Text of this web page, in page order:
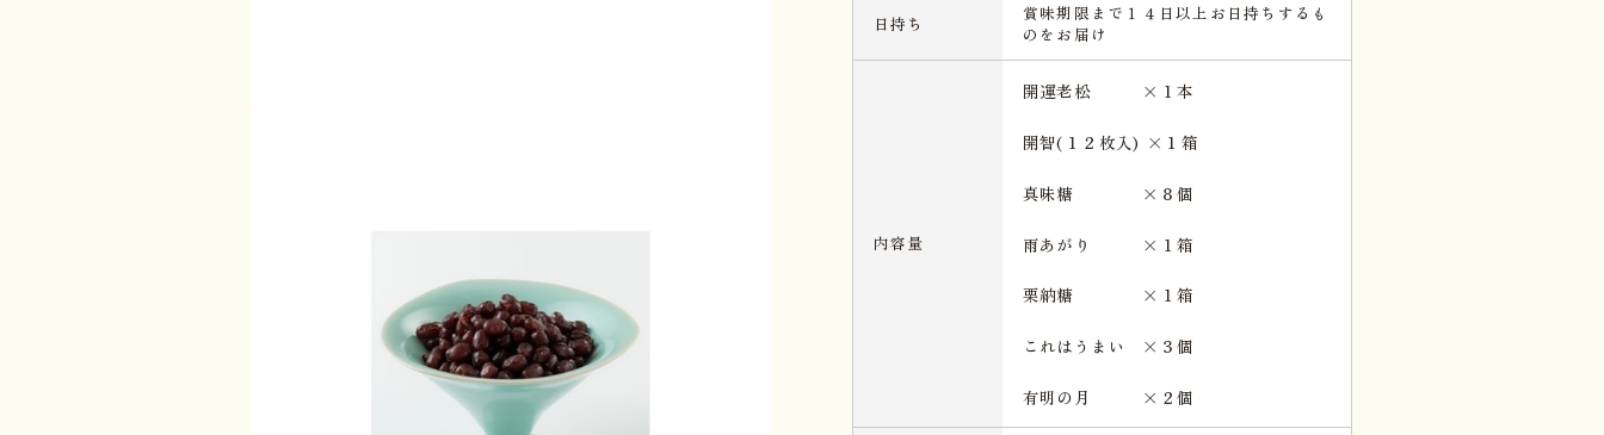
日持ち
賞味期限まで１４日以上お日持ちするも
のをお届け
内容量
開運老松 ×１本
開智(１２枚入) ×１箱
真味糖 ×８個
雨あがり ×１箱
栗納糖 ×１箱
これはうまい ×３個
有明の月 ×２個